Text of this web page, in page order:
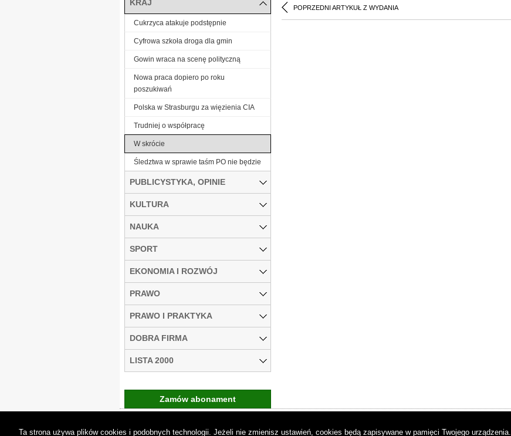
POPRZEDNI ARTYKUŁ Z WYDANIA
KRAJ
Cukrzyca atakuje podstępnie
Cyfrowa szkoła droga dla gmin
Gowin wraca na scenę polityczną
Nowa praca dopiero po roku
poszukiwań
Polska w Strasburgu za więzienia CIA
Trudniej o współpracę
W skrócie
Śledztwa w sprawie taśm PO nie będzie
PUBLICYSTYKA, OPINIE
KULTURA
NAUKA
SPORT
EKONOMIA I ROZWÓJ
PRAWO
PRAWO I PRAKTYKA
DOBRA FIRMA
LISTA 2000
Zamów abonament
Ta strona używa plików cookies i podobnych technologii. Jeżeli nie zmienisz ustawień, cookies będą zapisywane w pamięci Twojego urządzenia.